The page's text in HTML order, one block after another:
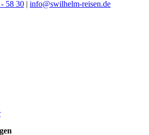
58 30 | info@swilhelm-reisen.de